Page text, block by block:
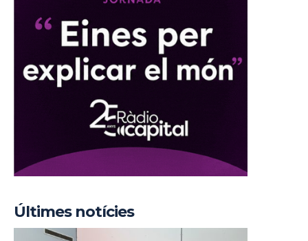
Últimes notícies